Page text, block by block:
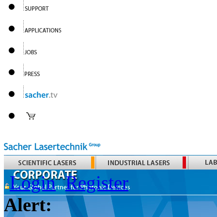
Login Register
Alert: